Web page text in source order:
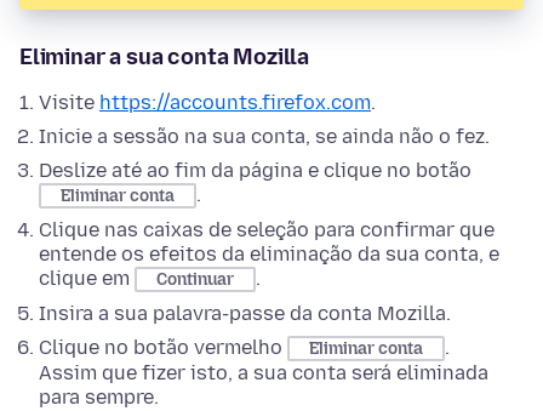
Eliminar a sua conta Mozilla
Visite https://accounts.firefox.com.
Inicie a sessão na sua conta, se ainda não o fez.
Deslize até ao fim da página e clique no botão
Eliminar conta
.
Clique nas caixas de seleção para confirmar que
entende os efeitos da eliminação da sua conta, e
clique em
Continuar
.
Insira a sua palavra-passe da conta Mozilla.
Clique no botão vermelho
Eliminar conta
.
Assim que fizer isto, a sua conta será eliminada
para sempre.